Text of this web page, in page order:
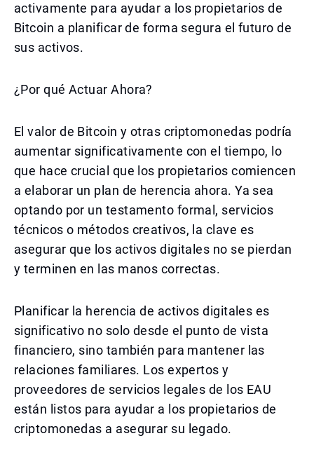
activamente para ayudar a los propietarios de
Bitcoin a planificar de forma segura el futuro de
sus activos.
¿Por qué Actuar Ahora?
El valor de Bitcoin y otras criptomonedas podría
aumentar significativamente con el tiempo, lo
que hace crucial que los propietarios comiencen
a elaborar un plan de herencia ahora. Ya sea
optando por un testamento formal, servicios
técnicos o métodos creativos, la clave es
asegurar que los activos digitales no se pierdan
y terminen en las manos correctas.
Planificar la herencia de activos digitales es
significativo no solo desde el punto de vista
financiero, sino también para mantener las
relaciones familiares. Los expertos y
proveedores de servicios legales de los EAU
están listos para ayudar a los propietarios de
criptomonedas a asegurar su legado.